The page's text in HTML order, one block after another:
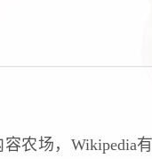
农场，Wikipedia